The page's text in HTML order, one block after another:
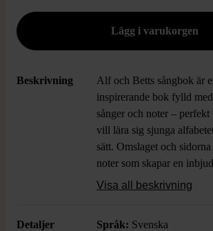
Beskrivning
Alf och Betts sångbok är
inspirerande bok fylld
sånger och noter – perfekt
vill lära sig sjunga
sätt. Omslaget och
noter som skapar en
känsla. Hårt omslag och
Visa all beskrivning
Detaljer Språk: Svenska